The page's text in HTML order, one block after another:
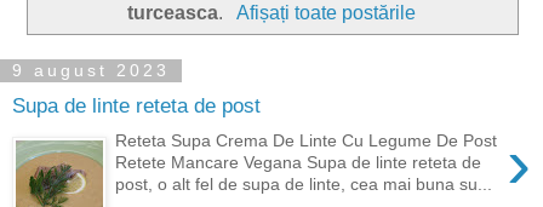
turceasca. Afișați toate postările
9 august 2023
Supa de linte reteta de post
›
Reteta Supa Crema De Linte Cu Legume De Post
Retete Mancare Vegana Supa de linte reteta de
post, o alt fel de supa de linte, cea mai buna su...